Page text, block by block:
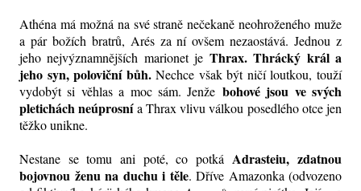
Athéna má možná na své straně nečekaně neohroženého muže
a pár božích bratrů, Arés za ní ovšem nezaostává. Jednou z
jeho nejvýznamnějších marionet je Thrax. Thrácký král a
jeho syn, poloviční bůh.Nechce však být ničí loutkou, touží
vydobýt si věhlas a moc sám. Jenže bohové jsou ve svých
pletichách neúprosnía Thrax vlivu válkou posedlého otce jen
těžko unikne.
Nestane se tomu ani poté, co potká Adrasteiu, zdatnou
bojovnou ženu na duchu i těle. Dříve Amazonka (odvozeno